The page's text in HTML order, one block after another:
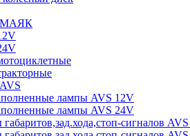
МАЯК
лампы AVS 12V
лампы AVS 24V
сигналов